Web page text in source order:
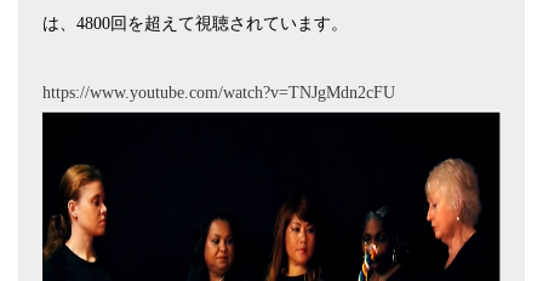
は、 4800回を超えて視聴されています。
https://www.youtube.com/watch?v=TNJgMdn2cFU